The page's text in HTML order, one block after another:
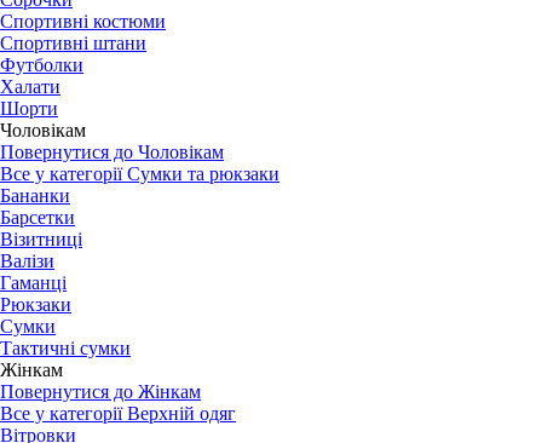
Спортивні костюми
Спортивні штани
Футболки
Халати
Шорти
Чоловікам
Повернутися до Чоловікам
Все у категорії Сумки та рюкзаки
Бананки
Барсетки
Візитниці
Валізи
Гаманці
Рюкзаки
Сумки
Тактичні сумки
Жінкам
Повернутися до Жінкам
Все у категорії Верхній одяг
Вітровки